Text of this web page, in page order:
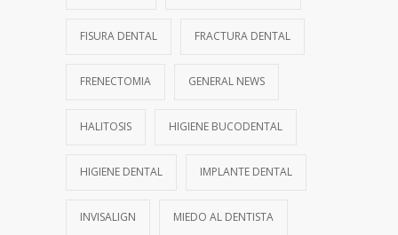
FISURA DENTAL FRACTURA DENTAL
FRENECTOMIA GENERAL NEWS
HALITOSIS HIGIENE BUCODENTAL
HIGIENE DENTAL IMPLANTE DENTAL
INVISALIGN MIEDO AL DENTISTA